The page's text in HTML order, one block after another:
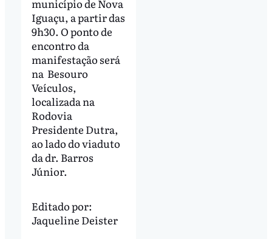
município de Nova
Iguaçu, a partir das
9h30. O ponto de
encontro da
manifestação será
na Besouro
Veículos,
localizada na
Rodovia
Presidente Dutra,
ao lado do viaduto
da dr. Barros
Júnior.
Editado por:
Jaqueline Deister